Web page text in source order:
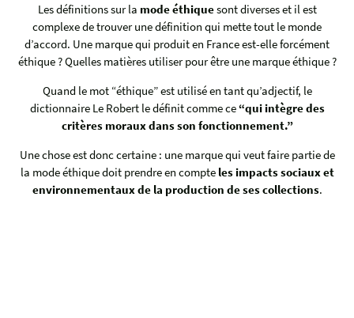
Les définitions sur la mode éthiquesont diverses et il est
complexe de trouver une définition qui mette tout le monde
d’accord. Une marque qui produit en France est-elle forcément
éthique ? Quelles matières utiliser pour être une marque éthique ?
Quand le mot “éthique” est utilisé en tant qu’adjectif, le
dictionnaire Le Robert le définit comme ce“qui intègre des
critères moraux dans son fonctionnement.”
Une chose est donc certaine : une marque qui veut faire partie de
la mode éthique doit prendre en compteles impacts sociaux et
environnementaux de la production de ses collections.